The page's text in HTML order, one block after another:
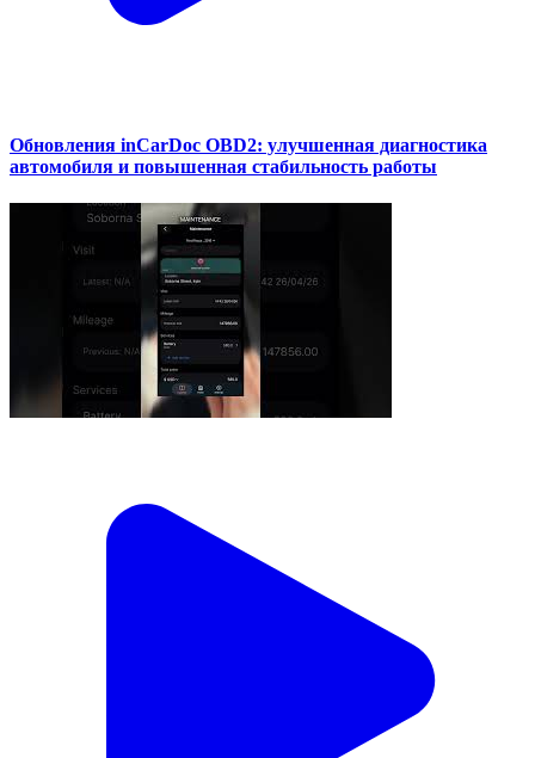
Обновления inCarDoc OBD2: улучшенная диагностика
автомобиля и повышенная стабильность работы